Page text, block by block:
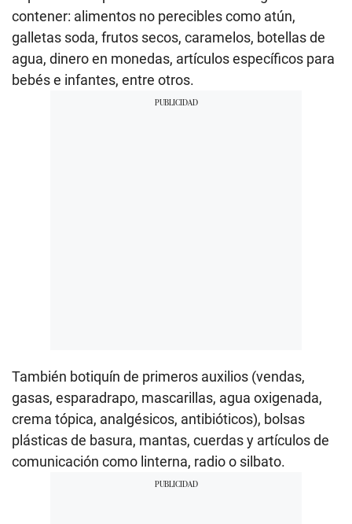
contener: alimentos no perecibles como atún,
galletas soda, frutos secos, caramelos, botellas de
agua, dinero en monedas, artículos específicos para
bebés e infantes, entre otros.
También botiquín de primeros auxilios (vendas,
gasas, esparadrapo, mascarillas, agua oxigenada,
crema tópica, analgésicos, antibióticos), bolsas
plásticas de basura, mantas, cuerdas y artículos de
comunicación como linterna, radio o silbato.